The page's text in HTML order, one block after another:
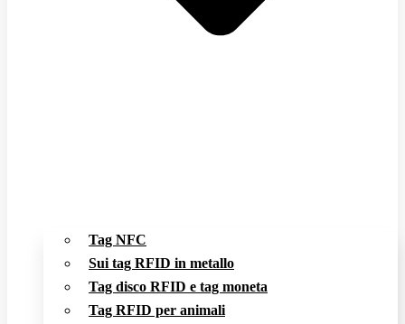
Tag NFC
Sui tag RFID in metallo
Tag disco RFID e tag moneta
Tag RFID per animali